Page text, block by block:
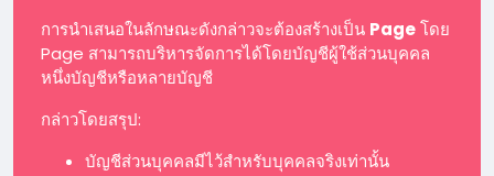
การนำเสนอในลักษณะดังกล่าวจะต้องสร้างเป็น Pageโดย
Page สามารถบริหารจัดการได้โดยบัญชีผู้ใช้ส่วนบุคคล
หนึ่งบัญชีหรือหลายบัญชี
กล่าวโดยสรุป:
บัญชีส่วนบุคคลมีไว้สำหรับบุคคลจริงเท่านั้น